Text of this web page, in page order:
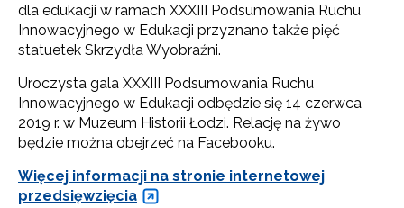
dla edukacji w ramach XXXIII Podsumowania Ruchu
Innowacyjnego w Edukacji przyznano także pięć
statuetek Skrzydła Wyobraźni.
Uroczysta gala XXXIII Podsumowania Ruchu
Innowacyjnego w Edukacji odbędzie się 14 czerwca
2019 r. w Muzeum Historii Łodzi. Relację na żywo
będzie można obejrzeć na Facebooku.
Więcej informacji na stronie internetowej
przedsięwzięcia